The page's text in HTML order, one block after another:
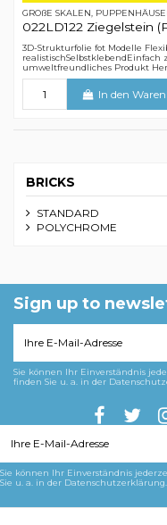
GROßE SKALEN,
022LD122 Ziegelstein
3D-Strukturfolie fot Modelle
umweltfreundliches Produkt
In den
BRICKS
STANDARD
POLYCHROME
Sign up to
Sie können Ihr Einverständnis
finden Sie u. a. in der
Sie können Ihr Einverständnis
Sie u. a. in der Datenschutzerklärung.